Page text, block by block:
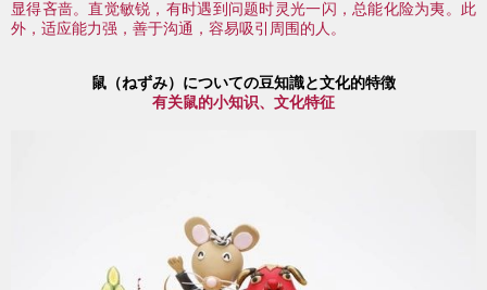
显得吝啬。直觉敏锐，有时遇到问题时 灵光一闪，总能化险为夷。此
外，适应能力强，善于沟通，容易吸引周围的人。
鼠（ねずみ）についての豆知識と文化的特徴
有关鼠的小知识、文化特征